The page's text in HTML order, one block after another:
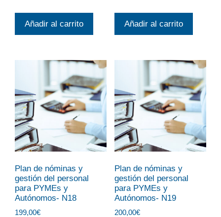
Añadir al carrito Añadir al carrito
Plan de nóminas y
gestión del personal
para PYMEs y
Autónomos- N18
199,00€
Plan de nóminas y
gestión del personal
para PYMEs y
Autónomos- N19
200,00€